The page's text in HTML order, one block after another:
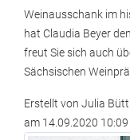
Weinausschank im
hat Claudia Beyer
freut Sie sich auch
Sächsischen
Erstellt von Julia
am 14.09.2020 10:09